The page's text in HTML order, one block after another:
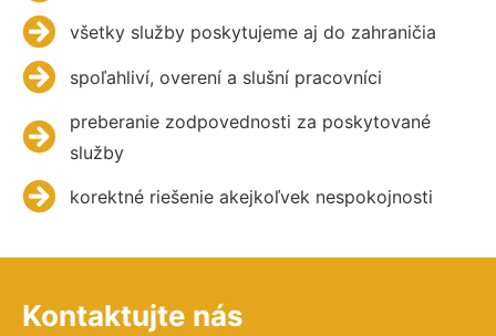
všetky služby poskytujeme aj do zahraničia
spoľahliví, overení a slušní pracovníci
preberanie zodpovednosti za poskytované
služby
korektné riešenie akejkoľvek nespokojnosti
Kontaktujte nás